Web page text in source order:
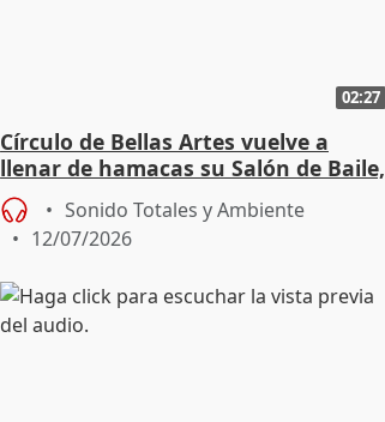
02:27
Círculo de Bellas Artes vuelve a
llenar de hamacas su Salón de Baile,
convertido en un oasis
Sonido Totales y Ambiente
12/07/2026